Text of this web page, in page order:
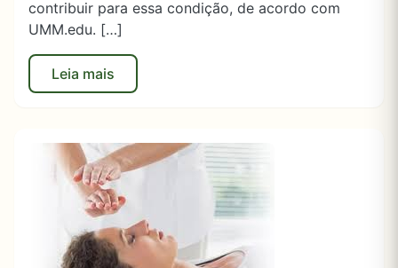
contribuir para essa condição, de acordo com
UMM.edu. […]
Leia mais